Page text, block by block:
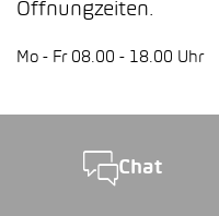
Öffnungzeiten.
Mo - Fr 08.00 - 18.00 Uhr
Chat